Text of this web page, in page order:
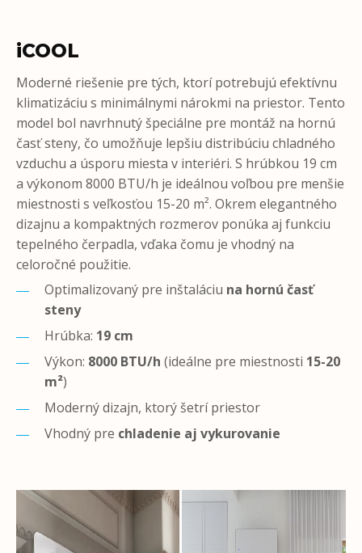
iCOOL
Moderné riešenie pre tých, ktorí potrebujú efektívnu
klimatizáciu s minimálnymi nárokmi na priestor. Tento
model bol navrhnutý špeciálne pre montáž na hornú
časť steny, čo umožňuje lepšiu distribúciu chladného
vzduchu a úsporu miesta v interiéri. S hrúbkou 19 cm
a výkonom 8000 BTU/h je ideálnou voľbou pre menšie
miestnosti s veľkosťou 15-20 m². Okrem elegantného
dizajnu a kompaktných rozmerov ponúka aj funkciu
tepelného čerpadla, vďaka čomu je vhodný na
celoročné použitie.
Optimalizovaný pre inštaláciu na hornú časť
steny
Hrúbka: 19 cm
Výkon: 8000 BTU/h (ideálne pre miestnosti 15-20
m²)
Moderný dizajn, ktorý šetrí priestor
Vhodný pre chladenie aj vykurovanie